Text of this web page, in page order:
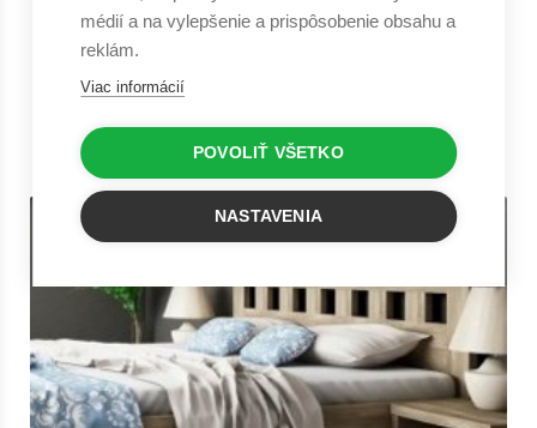
Najnovšie články
médií a na vylepšenie a prispôsobenie obsahu a
reklám.
Viac informácií
POVOLIŤ VŠETKO
NASTAVENIA